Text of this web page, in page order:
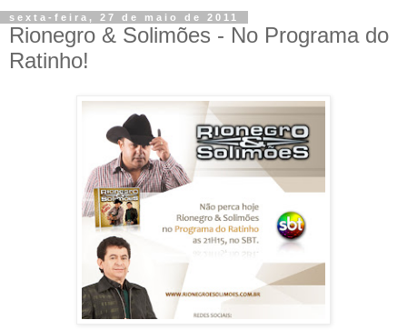
sexta-feira, 27 de maio de 2011
Rionegro & Solimões - No Programa do